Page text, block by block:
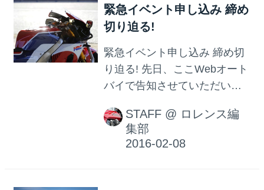
になる予定...
ンジン音も聞けて、 NRも加え
て一緒に記念撮影できる、 ま
たとないチャンス
緊急イベント申し込み 締め
切り迫る!
緊急イベント申し込み 締め切
り迫る! 先日、ここWebオート
バイで告知させていただいた
視聴」イベント(そんな名前だ
っけ?笑) おかげさまでひとつ
週末をはさんで、大変大きな
STAFF @ ロレンス編
集部